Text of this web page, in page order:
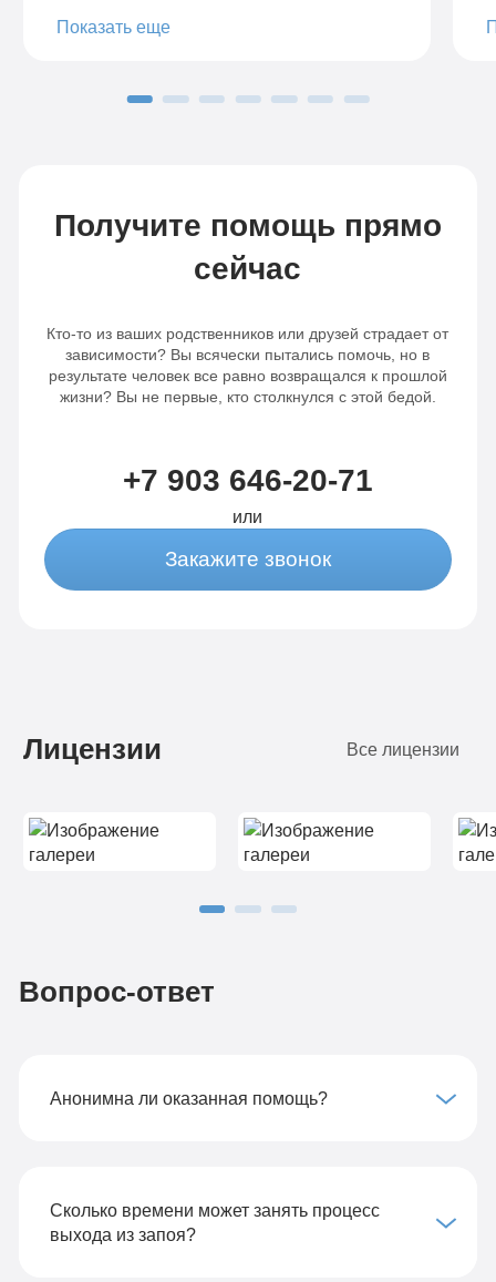
методах кодирования. Кодирование
Показать еще
Получите помощь прямо
сейчас
Кто-то из ваших родственников или друзей страдает от
зависимости? Вы всячески пытались помочь, но в
результате человек все равно возвращался к прошлой
жизни? Вы не первые, кто столкнулся с этой бедой.
+7 903 646-20-71
или
Закажите звонок
Лицензии Все лицензии
Вопрос-ответ
Анонимна ли оказанная помощь?
Сколько времени может занять процесс
выхода из запоя?